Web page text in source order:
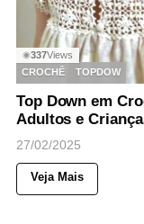
◉337Views
CROCHÊ
TOPDOW
Top Down em
Adultos e
27/02/2025
Veja Mais